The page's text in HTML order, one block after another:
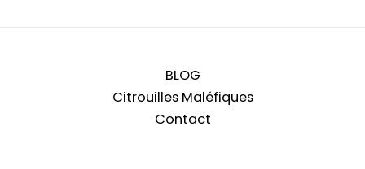
BLOG
Citrouilles Maléfiques
Contact